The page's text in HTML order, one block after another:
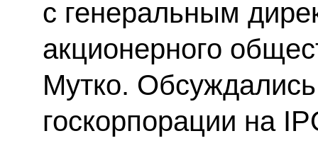
с генеральным
акционерного
Мутко.
госкорпорации на